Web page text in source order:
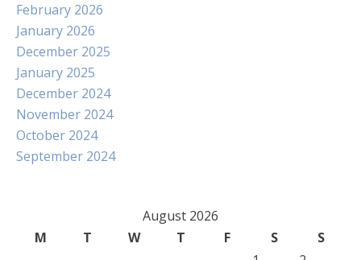
February 2026
January 2026
December 2025
January 2025
December 2024
November 2024
October 2024
September 2024
August 2026
M
T W T F S
S